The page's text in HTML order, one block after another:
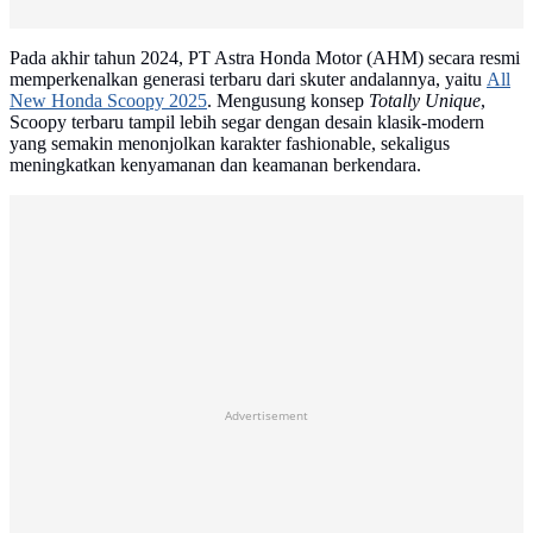
Pada akhir tahun 2024, PT Astra Honda Motor (AHM) secara resmi
memperkenalkan generasi terbaru dari skuter andalannya, yaitu All
New Honda Scoopy 2025. Mengusung konsep Totally Unique,
Scoopy terbaru tampil lebih segar dengan desain klasik-modern
yang semakin menonjolkan karakter fashionable, sekaligus
meningkatkan kenyamanan dan keamanan berkendara.
Advertisement